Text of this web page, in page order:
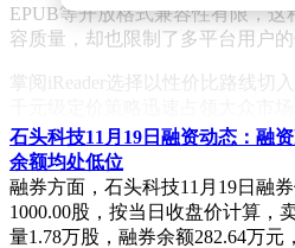
EPUB等开放格式兼容性有限，
容质量，却也限制了多平台用户的
掌阅iReader选择以性价比路线切
合作，构建了包含百万册图书的
漫画阅读等多样化格式。其系统
信读书等第三方应用的接入体验
环生态。不过受限于成本控制，
端机型存在明显差距。
石头科技11月19日融资动态：融
余额均处低位
融券方面，石头科技11月19日融
1000.00股，按当日收盘价计算，
量1.78万股，融券余额282.64万元